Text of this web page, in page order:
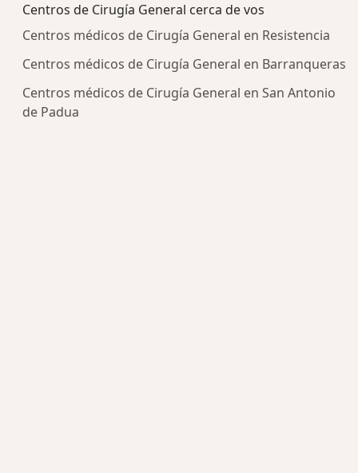
Centros de Cirugía General cerca de vos
Centros médicos de Cirugía General en Resistencia
Centros médicos de Cirugía General en Barranqueras
Centros médicos de Cirugía General en San Antonio
de Padua